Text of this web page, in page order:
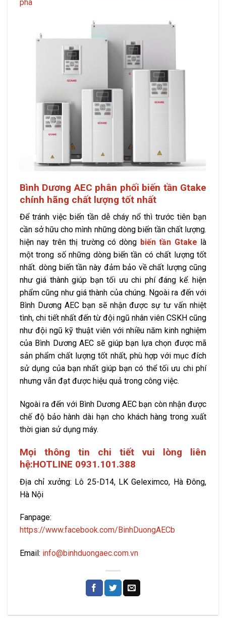
pha
Bình Dương AEC phân phối biến tần Gtake
chính hãng chất lượng tốt nhất
Để tránh việc biến tần dễ cháy nổ thì trước tiên bạn
cần sở hữu cho mình những dòng biến tần chất lượng.
hiện nay trên thị trường có dòng biến tần Gtake là
một trong số những dòng biến tần có chất lượng tốt
nhất. dòng biến tần này đảm bảo về chất lượng cũng
như giá thành giúp bạn tối ưu chi phí đáng kể. hiện
phẩm cũng như giá thành của chúng. Ngoài ra đến với
Bình Dương AEC bạn sẽ nhận được sự tư vấn nhiệt
tình, chi tiết nhất đến từ đội ngũ nhân viên CSKH cũng
như đội ngũ kỹ thuật viên với nhiều năm kinh nghiệm
của Bình Dương AEC sẽ giúp bạn lựa chọn được mã
sản phẩm chất lượng tốt nhất, phù hợp với mục đích
sử dụng của bạn nhất giúp bạn có thể tối ưu chi phí
nhưng vẫn đạt được hiệu quả trong công việc.
Ngoài ra đến với Bình Dương AEC bạn còn nhận được
chế độ bảo hành dài hạn cho khách hàng trong xuất
thời gian sử dụng máy.
Mọi thông tin chi tiết vui lòng liên
hệ:HOTLINE 0931.101.388
Địa chỉ xưởng: Lô 25-D14, LK Geleximco, Hà Đông,
Hà Nội
Fanpage:
https://www.facebook.com/BinhDuongAECb
Email: info@binhduongaec.com.vn